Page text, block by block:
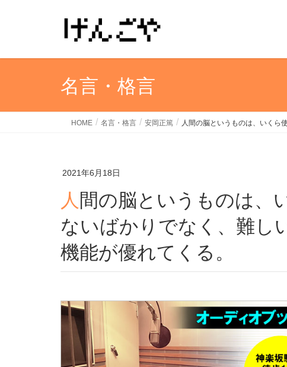
名言・格言
HOME 名言・格言 安岡正篤 人間の脳というものは、いくら
2021年6月18日
人間の脳というものは、いくら使ってもくたびれ
ないばかりでなく、難し
機能が優れてくる。